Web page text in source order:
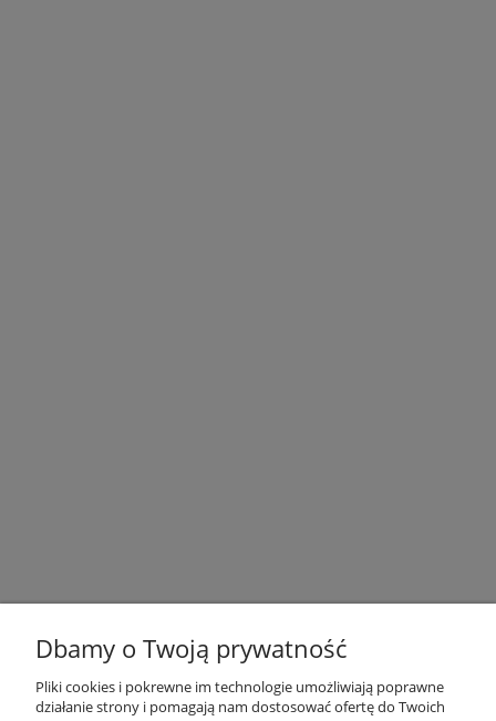
Dbamy o Twoją prywatność
Pliki cookies i pokrewne im technologie umożliwiają poprawne
działanie strony i pomagają nam dostosować ofertę do Twoich